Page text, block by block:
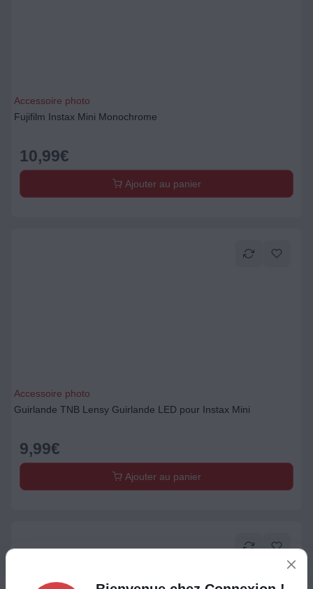
Accessoire photo
Fujifilm Instax Mini Monochrome
10,99€
Ajouter au panier
Accessoire photo
Guirlande TNB Lensy Guirlande LED pour Instax Mini
9,99€
Ajouter au panier